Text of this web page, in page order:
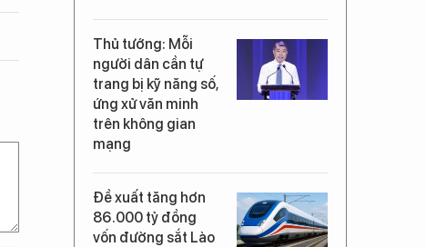
Thủ tướng: Mỗi
người dân cần tự
trang bị kỹ năng số,
ứng xử văn minh
trên không gian
mạng
Đề xuất tăng hơn
86.000 tỷ đồng
vốn đường sắt Lào